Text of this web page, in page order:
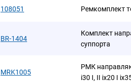
108051 Ремкомплект
BR-1404
Комплект
суппорта
MRK1005
РМК
i30 I, II ix20 I